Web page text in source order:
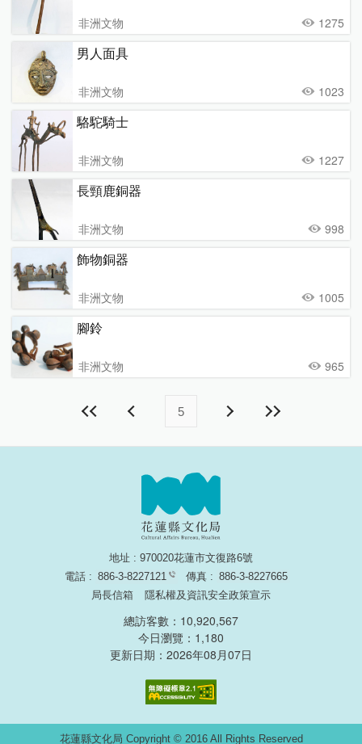
非洲文物 1275
男人面具
非洲文物 1023
駱駝騎士
非洲文物 1227
長頸鹿銅器
非洲文物 998
飾物銅器
非洲文物 1005
腳鈴
非洲文物 965
5
地址 : 970020花蓮市文復路6號
電話 : 886-3-8227121 傳真 : 886-3-8227665
局長信箱
隱私權及資訊安全政策宣示
總訪客數：10,920,567
今日瀏覽：1,180
更新日期：2026年08月07日
花蓮縣文化局 Copyright © 2016 All Rights Reserved